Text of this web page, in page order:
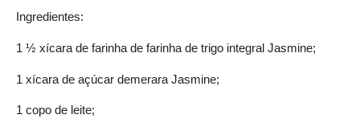
Ingredientes:
1 ½ xícara de farinha de farinha de trigo integral Jasmine;
1 xícara de açúcar demerara Jasmine;
1 copo de leite;